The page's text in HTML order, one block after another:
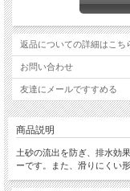
返品についての詳細はこち
お問い合わせ
友達にメールですすめる
商品説明
土砂の流出を防ぎ、排水効
ーです。また、滑りにくい